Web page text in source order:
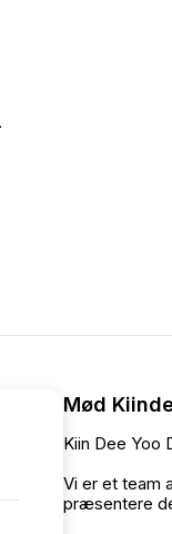
Mød
Kiin Dee Yoo
Vi er et team
præsentere